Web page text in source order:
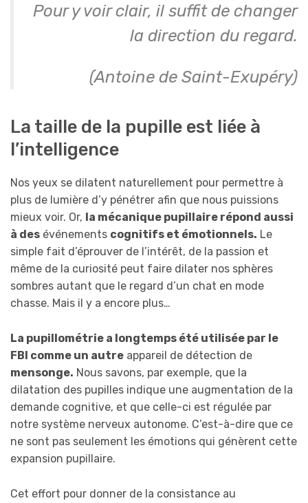
Pour y voir clair, il suffit de changer
la direction du regard.
(Antoine de Saint-Exupéry)
La taille de la pupille est liée à
l’intelligence
Nos yeux se dilatent naturellement pour permettre à
plus de lumière d’y pénétrer afin que nous puissions
mieux voir. Or, la mécanique pupillaire répond aussi
à des événements cognitifs et émotionnels. Le
simple fait d’éprouver de l’intérêt, de la passion et
même de la curiosité peut faire dilater nos sphères
sombres autant que le regard d’un chat en mode
chasse. Mais il y a encore plus…
La pupillométrie a longtemps été utilisée par le
FBI comme un autre appareil de détection de
mensonge. Nous savons, par exemple, que la
dilatation des pupilles indique une augmentation de la
demande cognitive, et que celle-ci est régulée par
notre système nerveux autonome. C’est-à-dire que ce
ne sont pas seulement les émotions qui génèrent cette
expansion pupillaire.
Cet effort pour donner de la consistance au